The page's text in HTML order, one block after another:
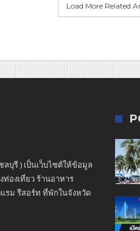
Load More Related
ลบุรี ) เป็นเว็บไซต์ให้ข้อมูล
องเที่ยว ร้านอาหาร
รม รีสอร์ท ที่พักในจังหวัด